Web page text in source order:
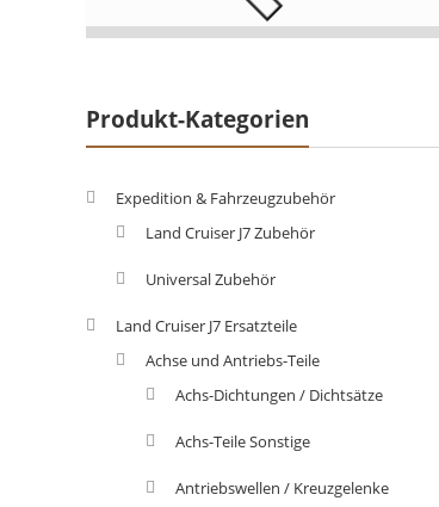
Produkt-Kategorien
Expedition & Fahrzeugzubehör
Land Cruiser J7 Zubehör
Universal Zubehör
Land Cruiser J7 Ersatzteile
Achse und Antriebs-Teile
Achs-Dichtungen / Dichtsätze
Achs-Teile Sonstige
Antriebswellen / Kreuzgelenke